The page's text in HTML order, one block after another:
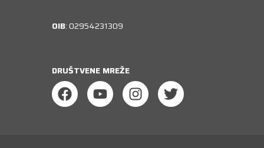
OIB: 02954231309
DRUŠTVENE MREŽE